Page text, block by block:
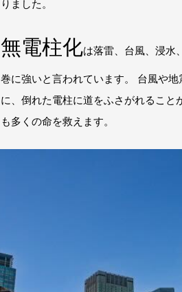
りました。
無電柱化は落雷、台風、浸水
巻に強いと言われています。 台風や地
に、倒れた電柱に道をふさがれること
も多くの命を救えます。